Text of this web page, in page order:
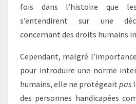
fois dans l’histoire que
s’entendirent sur une
concernant des droits humains
Cependant, malgré
pour introduire une norme
humains, elle ne protégeait pas
des personnes handicapées